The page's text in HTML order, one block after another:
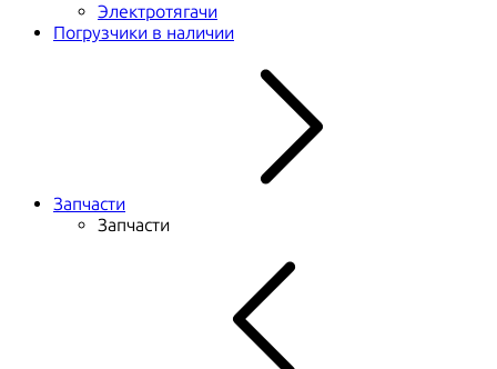
Электротягачи
Погрузчики в наличии
Запчасти
Запчасти